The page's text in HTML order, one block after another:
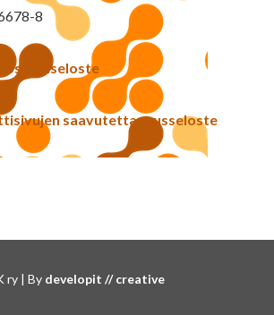
8
saavutettavuusseloste
ry | By developit // creative